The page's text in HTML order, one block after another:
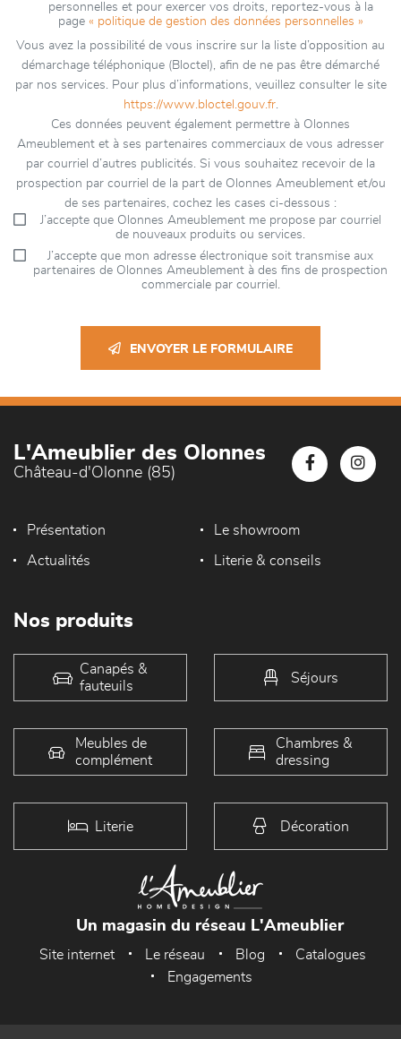
personnelles et pour exercer vos droits, reportez-vous à la
page « politique de gestion des données personnelles »
Vous avez la possibilité de vous inscrire sur la liste d’opposition au
démarchage téléphonique (Bloctel), afin de ne pas être démarché
par nos services. Pour plus d’informations, veuillez consulter le site
https://www.bloctel.gouv.fr.
Ces données peuvent également permettre à Olonnes
Ameublement et à ses partenaires commerciaux de vous adresser
par courriel d’autres publicités. Si vous souhaitez recevoir de la
prospection par courriel de la part de Olonnes Ameublement et/ou
de ses partenaires, cochez les cases ci-dessous :
J’accepte que Olonnes Ameublement me propose par courriel
de nouveaux produits ou services.
J’accepte que mon adresse électronique soit transmise aux
partenaires de Olonnes Ameublement à des fins de prospection
commerciale par courriel.
ENVOYER LE FORMULAIRE
L'Ameublier des Olonnes
Château-d'Olonne (85)
Présentation Le showroom
Actualités Literie & conseils
Nos produits
Canapés &
fauteuils
Séjours
Meubles de
complément
Chambres &
dressing
Literie Décoration
Un magasin du réseau L'Ameublier
Site internet Le réseau Blog
Catalogues
Engagements